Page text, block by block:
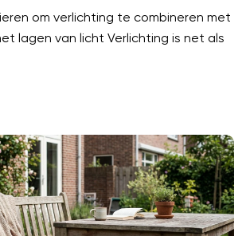
om verlichting te combineren met
lagen van licht Verlichting is net als